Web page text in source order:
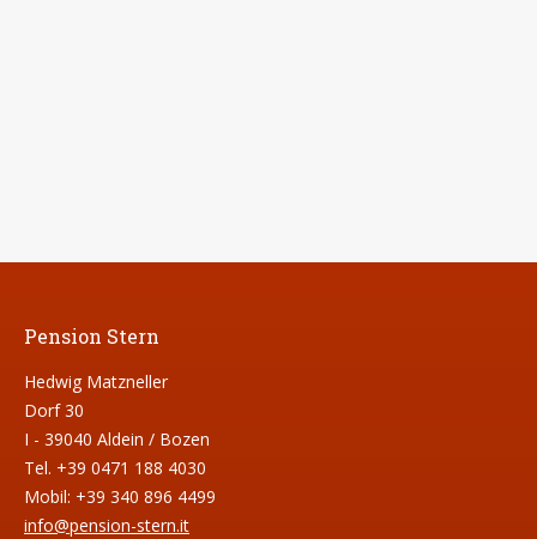
Pension Stern
Hedwig Matzneller
Dorf 30
I - 39040 Aldein / Bozen
Tel. +39 0471 188 4030
Mobil: +39 340 896 4499
info@pension-stern.it